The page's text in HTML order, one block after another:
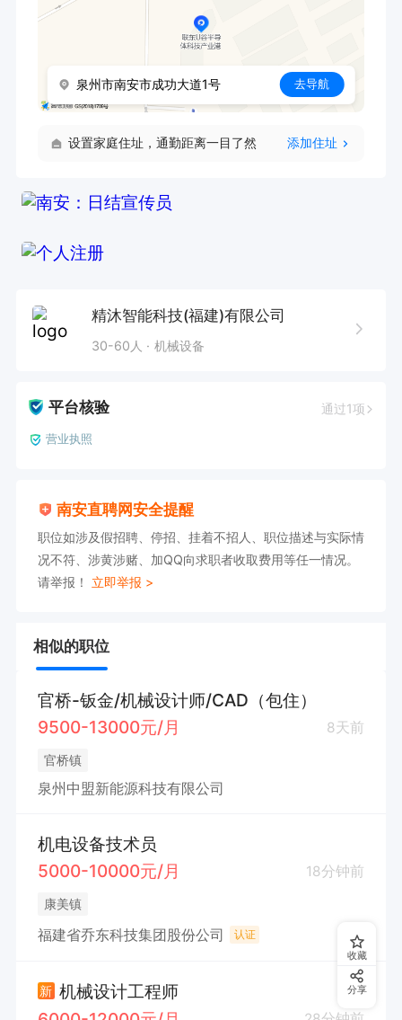
泉州市南安市成功大道1号 去导航
设置家庭住址，通勤距离一目了然 添加住址
精沐智能科技(福建)有限公司
30-60人 机械设备
平台核验 通过1项
营业执照
南安直聘网安全提醒
职位如涉及假招聘、停招、挂着不招人、职位描述与实际情
况不符、涉黄涉赌、加QQ向求职者收取费用等任一情况。
请举报！ 立即举报 >
相似的职位
官桥-钣金/机械设计师/CAD（包住）
9500-13000元/月
8天前
官桥镇
泉州中盟新能源科技有限公司
机电设备技术员
5000-10000元/月
18分钟前
康美镇
福建省乔东科技集团股份公司 认证
新 机械设计工程师
收藏
分享